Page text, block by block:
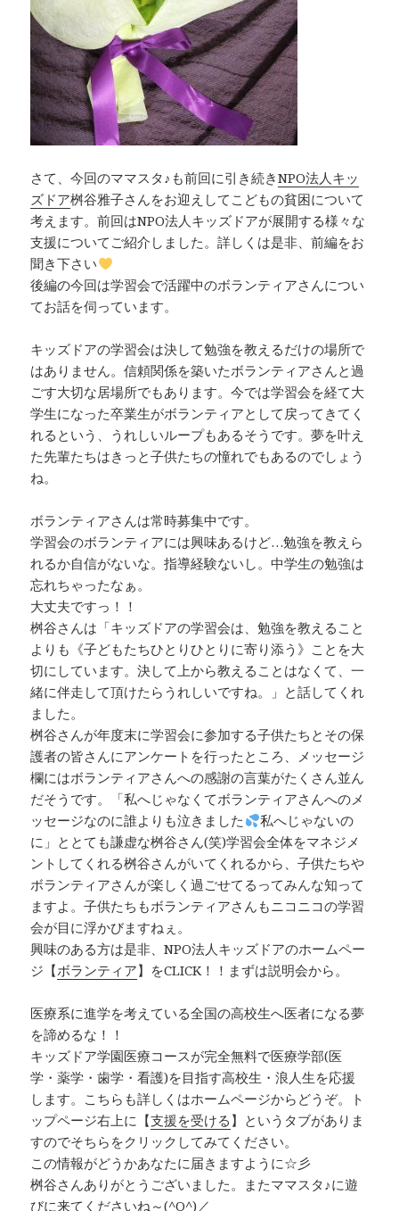
さて、今回のママスタ♪も前回に引き続きNPO法人キッ
ズドア桝谷雅子さんをお迎えしてこどもの貧困について
考えます。前回はNPO法人キッズドアが展開する様々な
支援についてご紹介しました。詳しくは是非、前編をお
聞き下さい
後編の今回は学習会で活躍中のボランティアさんについ
てお話を伺っています。
キッズドアの学習会は決して勉強を教えるだけの場所で
はありません。信頼関係を築いたボランティアさんと過
ごす大切な居場所でもあります。今では学習会を経て大
学生になった卒業生がボランティアとして戻ってきてく
れるという、うれしいループもあるそうです。夢を叶え
た先輩たちはきっと子供たちの憧れでもあるのでしょう
ね。
ボランティアさんは常時募集中です。
学習会のボランティアには興味あるけど…勉強を教えら
れるか自信がないな。指導経験ないし。中学生の勉強は
忘れちゃったなぁ。
大丈夫ですっ！！
桝谷さんは「キッズドアの学習会は、勉強を教えること
よりも《子どもたちひとりひとりに寄り添う》ことを大
切にしています。決して上から教えることはなくて、一
緒に伴走して頂けたらうれしいですね。」と話してくれ
ました。
桝谷さんが年度末に学習会に参加する子供たちとその保
護者の皆さんにアンケートを行ったところ、メッセージ
欄にはボランティアさんへの感謝の言葉がたくさん並ん
だそうです。「私へじゃなくてボランティアさんへのメ
ッセージなのに誰よりも泣きました
私へじゃないの
に」ととても謙虚な桝谷さん(笑)学習会全体をマネジメ
ントしてくれる桝谷さんがいてくれるから、子供たちや
ボランティアさんが楽しく過ごせてるってみんな知って
ますよ。子供たちもボランティアさんもニコニコの学習
会が目に浮かびますねぇ。
興味のある方は是非、NPO法人キッズドアのホームペー
ジ【ボランティア】をCLICK！！まずは説明会から。
医療系に進学を考えている全国の高校生へ医者になる夢
を諦めるな！！
キッズドア学園医療コースが完全無料で医療学部(医
学・薬学・歯学・看護)を目指す高校生・浪人生を応援
します。こちらも詳しくはホームページからどうぞ。ト
ップページ右上に【支援を受ける 】というタブがありま
すのでそちらをクリックしてみてください。
この情報がどうかあなたに届きますように☆彡
桝谷さんありがとうございました。またママスタ♪に遊
びに来てくださいね～(^O^)／